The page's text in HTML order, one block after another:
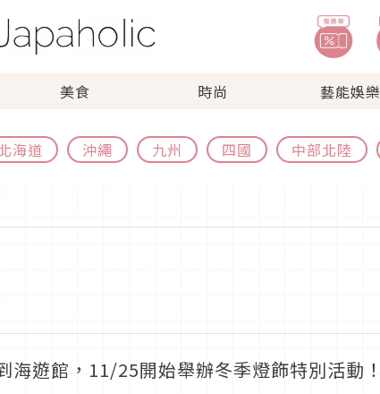
美食 時尚 藝能娛樂
海道 沖繩 九州 四國 中部北陸
海遊館，11/25開始舉辦冬季燈飾特別活動！